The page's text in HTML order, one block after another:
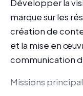
Développer la
marque sur les
création de
et la mise en
communication
Missions